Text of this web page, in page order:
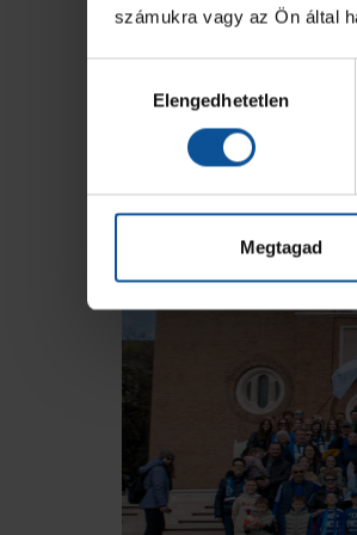
számukra vagy az Ön által
kiválasztásaElengedhetetlen
Megtagad